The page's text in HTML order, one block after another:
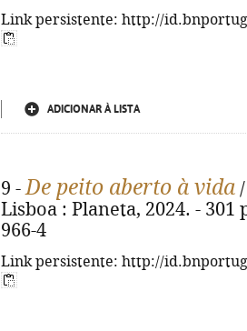
Link persistente: http://
ADICIONAR À LISTA
9 -De peito aberto à vida
Lisboa : Planeta, 2024. - 301
966-4
Link persistente: http://